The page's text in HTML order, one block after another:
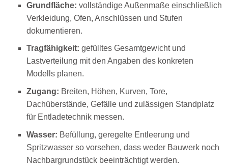
Grundfläche: vollständige Außenmaße einschließlich
Verkleidung, Ofen, Anschlüssen und Stufen
dokumentieren.
Tragfähigkeit: gefülltes Gesamtgewicht und
Lastverteilung mit den Angaben des konkreten
Modells planen.
Zugang: Breiten, Höhen, Kurven, Tore,
Dachüberstände, Gefälle und zulässigen Standplatz
für Entladetechnik messen.
Wasser: Befüllung, geregelte Entleerung und
Spritzwasser so vorsehen, dass weder Bauwerk noch
Nachbargrundstück beeinträchtigt werden.